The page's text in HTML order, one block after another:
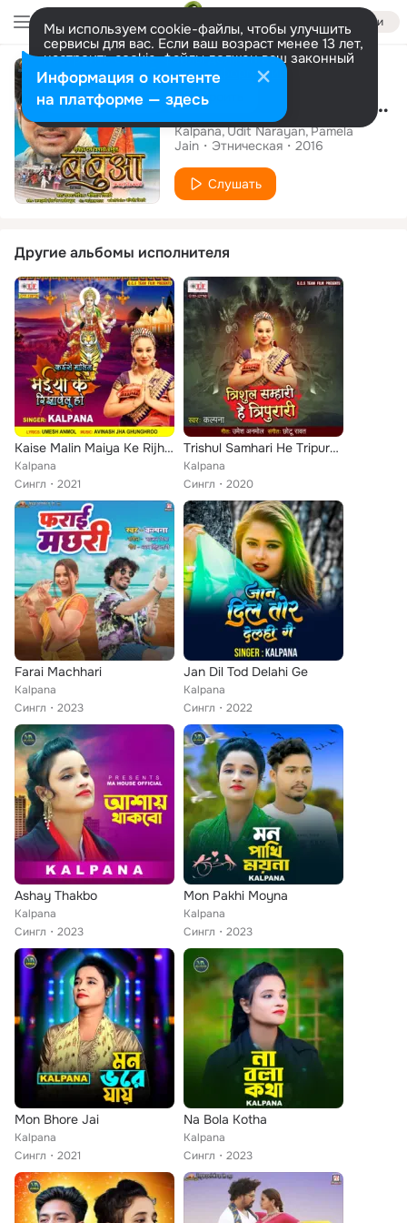
Войти
Мы используем cookie-файлы, чтобы улучшить
сервисы для вас. Если ваш возраст менее 13 лет,
настроить cookie-файлы должен ваш законный
представитель. Больше информации
Разрешить все Настроить
Альбом
Babua (Original Motion Picture Soundtrack)
Kalpana Udit Narayan Pamela
Jain
Этническая 2016
Слушать
Другие альбомы исполнителя
Kaise Malin Maiya Ke Rijhawelu Ho
Kalpana
Сингл
2021
Trishul Samhari He Tripurari
Kalpana
Сингл
2020
Farai Machhari
Kalpana
Сингл
2023
Jan Dil Tod Delahi Ge
Kalpana
Сингл
2022
Ashay Thakbo
Kalpana
Сингл
2023
Mon Pakhi Moyna
Kalpana
Сингл
2023
Mon Bhore Jai
Kalpana
Сингл
2021
Na Bola Kotha
Kalpana
Сингл
2023
Информация о контенте
на платформе — здесь